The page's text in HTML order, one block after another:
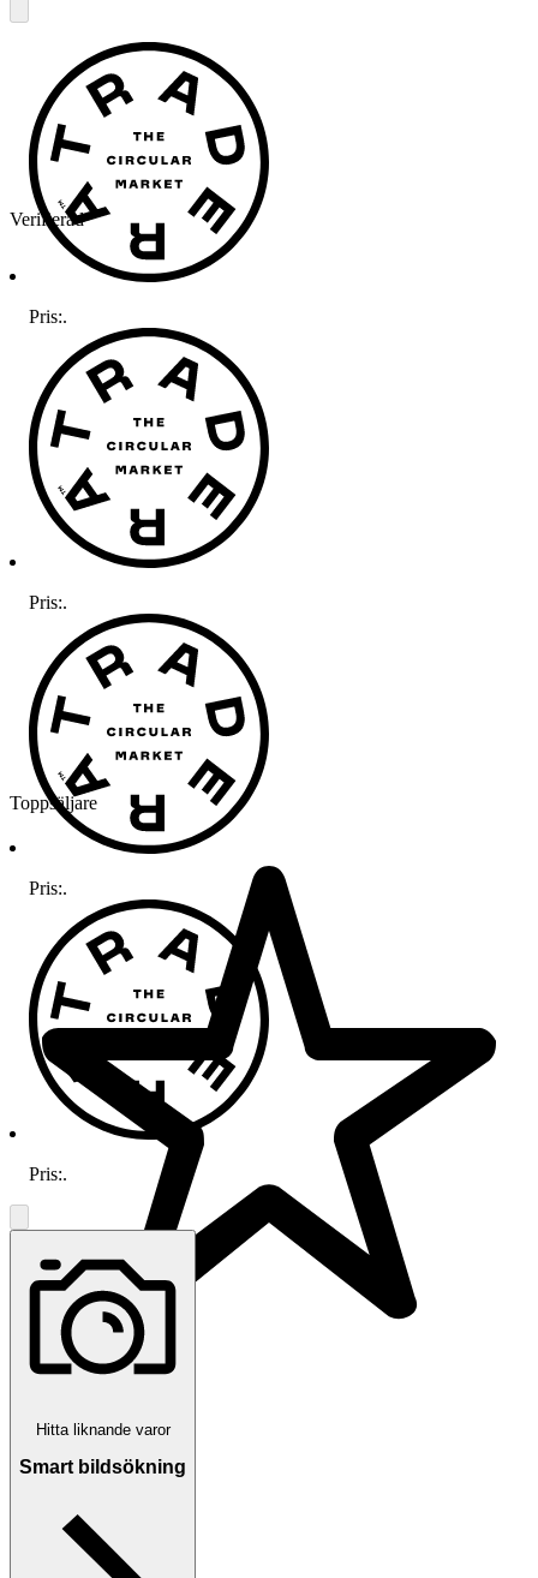
Verifierad
Toppsäljare
Läs omdömen Följ
Pris:.
Pris:.
Pris:.
Pris:.
Hitta liknande varor
Smart bildsökning